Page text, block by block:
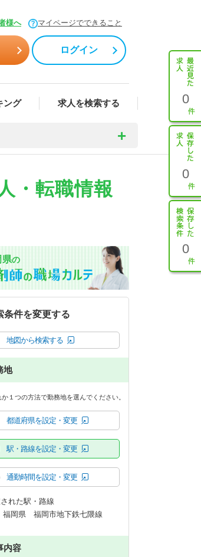
様へ マイページでできること
ログイン
ング 求人を検索する 0
0
0
・転職情報
県の
条件を変更する
地図から検索する
地
か１つの方法で勤務地を選んでください。
都道府県を設定・変更
駅・路線を設定・変更
通勤時間を設定・変更
れた駅・路線
福岡県 福岡市地下鉄七隈線
内容